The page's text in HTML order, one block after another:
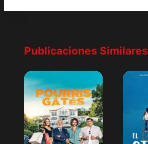
Publicaciones Similares